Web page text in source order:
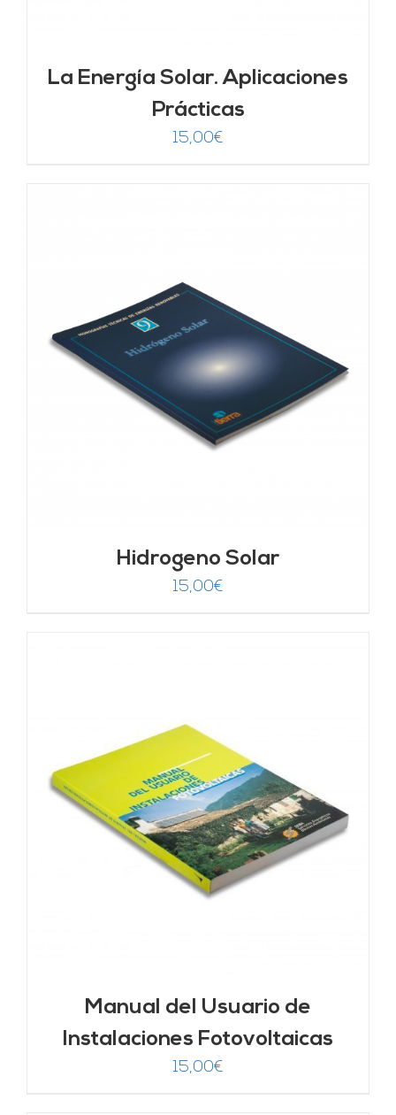
La Energía Solar. Aplicaciones
Prácticas
15,00€
Hidrogeno Solar
15,00€
Manual del Usuario de
Instalaciones Fotovoltaicas
15,00€